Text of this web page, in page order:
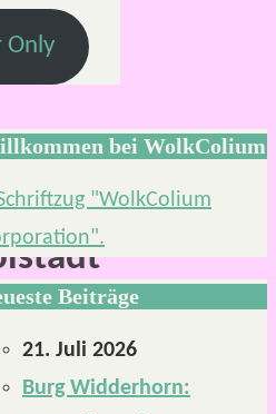
Only
bei WolkColium
Beiträge
21. Juli 2026
Burg Widderhorn: